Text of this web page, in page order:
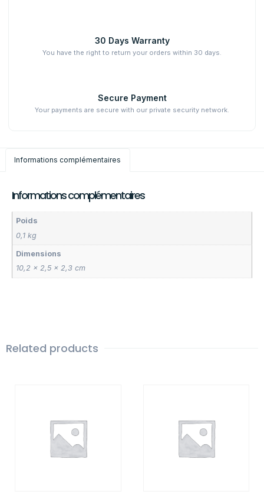
30 Days Warranty
You have the right to return your orders within 30 days.
Secure Payment
Your payments are secure with our private security network.
Informations complémentaires
Informations complémentaires
Poids
0,1 kg
Dimensions
10,2 × 2,5 × 2,3 cm
Related products